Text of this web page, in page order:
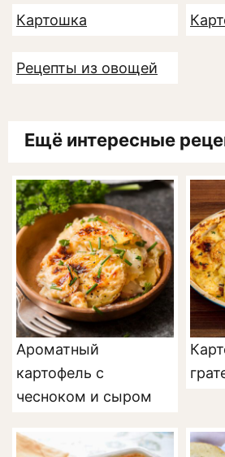
Картошка
Рецепты из овощей
Ещё интересные
Ароматный
картофель с
чесноком и сыром